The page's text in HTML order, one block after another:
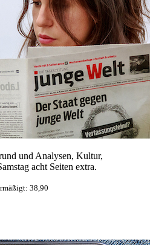
und Analysen, Kultur,
acht Seiten extra.
38,90